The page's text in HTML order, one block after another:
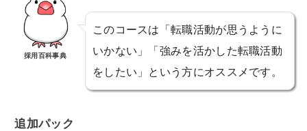
採用百科事典
このコースは「転職活動が思うように
いかない」「強みを活かした転職活動
をしたい」という方にオススメです。
追加パック